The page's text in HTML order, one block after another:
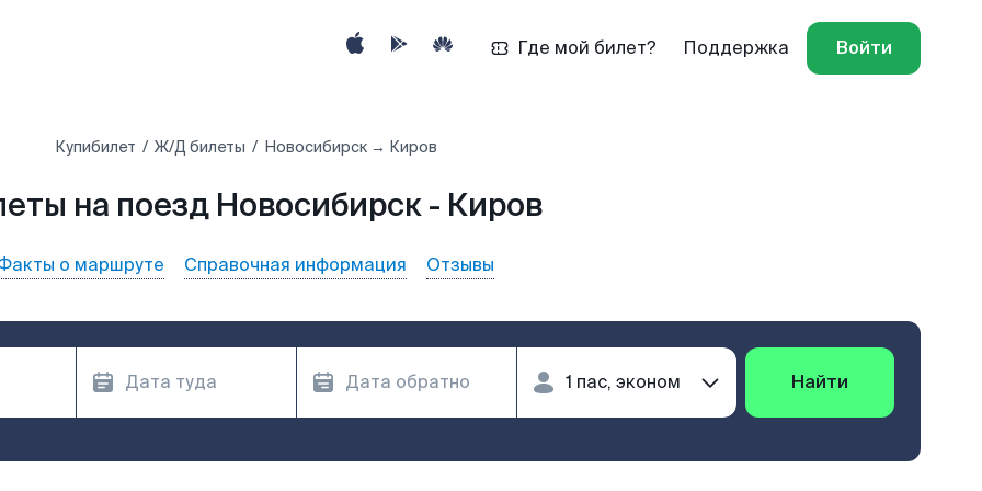
Где мой билет? Поддержка Войти
Купибилет Ж/Д билеты Новосибирск → Киров
на поезд Новосибирск - Киров
о маршруте Справочная информация Отзывы
Найти